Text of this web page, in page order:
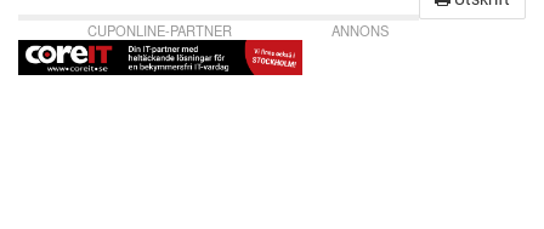
CUPONLINE-PARTNER
ANNONS